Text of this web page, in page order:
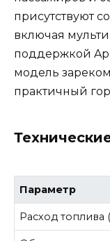
присутствуют
включая
поддержкой
модель
практичный
Параметр
Расход топлива